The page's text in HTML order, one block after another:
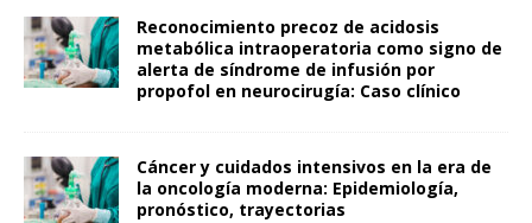
Reconocimiento precoz de acidosis
metabólica intraoperatoria como signo de
alerta de síndrome de infusión por
propofol en neurocirugía: Caso clínico
Cáncer y cuidados intensivos en la era de
la oncología moderna: Epidemiología,
pronóstico, trayectorias